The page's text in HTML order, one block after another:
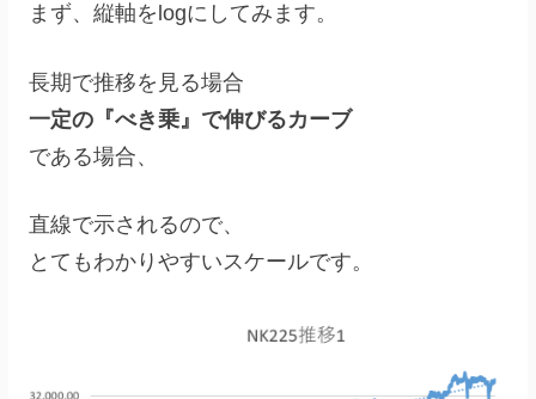
まず、縦軸をlogにしてみます。
長期で推移を見る場合
一定の『べき乗』で伸びるカーブ
である場合、
直線で示されるので、
とてもわかりやすいスケールです。